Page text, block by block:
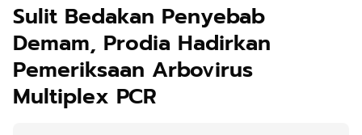
Sulit Bedakan Penyebab
Demam, Prodia Hadirkan
Pemeriksaan Arbovirus
Multiplex PCR